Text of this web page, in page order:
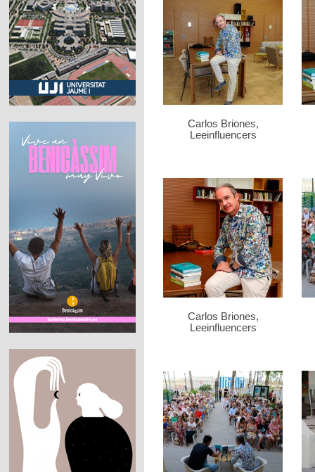
Carlos Briones,
Leeinfluencers
Carlos Briones,
Leeinfluencers